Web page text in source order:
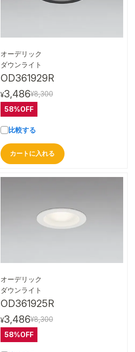
オーデリック
ダウンライト
OD361929R
¥3,486¥8,300
58%OFF
比較する
カートに入れる
オーデリック
ダウンライト
OD361925R
¥3,486¥8,300
58%OFF